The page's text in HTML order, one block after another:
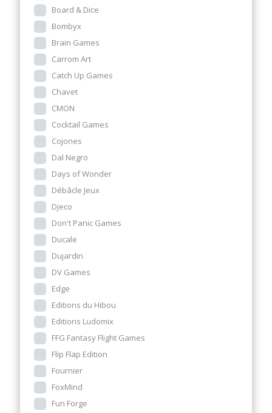
Board & Dice
Bombyx
Brain Games
Carrom Art
Catch Up Games
Chavet
CMON
Cocktail Games
Cojones
Dal Negro
Days of Wonder
Débâcle Jeux
Djeco
Don't Panic Games
Ducale
Dujardin
DV Games
Edge
Editions du Hibou
Editions Ludomix
FFG Fantasy Flight Games
Flip Flap Edition
Fournier
FoxMind
Fun Forge